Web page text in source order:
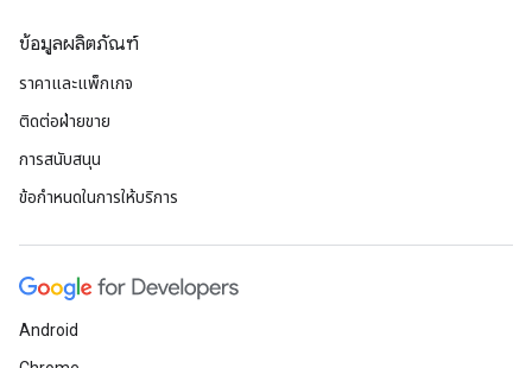
ข้อมูลผลิตภัณฑ์
ราคาและแพ็กเกจ
ติดต่อฝ่ายขาย
การสนับสนุน
ข้อกำหนดในการให้บริการ
Android